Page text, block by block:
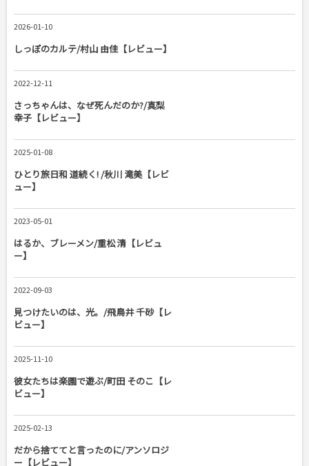
2026-01-10
しっぽのカルテ/村山 由佳【レビュー】
2022-12-11
さっちゃんは、なぜ死んだのか?/真梨
幸子【レビュー】
2025-01-08
ひとり旅日和 道続く! /秋川 滝美【レビ
ュー】
2023-05-01
はるか、ブレーメン/重松 清【レビュ
ー】
2022-09-03
見つけたいのは、光。/飛鳥井 千砂【レ
ビュー】
2025-11-10
彼女たちは楽園で遊ぶ/町田 そのこ【レ
ビュー】
2025-02-13
だから捨ててと言ったのに/アンソロジ
ー【レビュー】